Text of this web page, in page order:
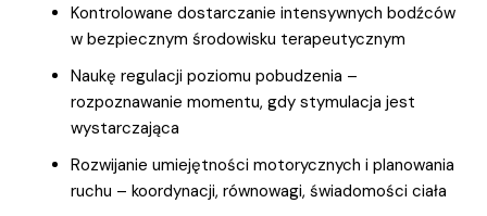
Kontrolowane dostarczanie intensywnych bodźców
w bezpiecznym środowisku terapeutycznym
Naukę regulacji poziomu pobudzenia –
rozpoznawanie momentu, gdy stymulacja jest
wystarczająca
Rozwijanie umiejętności motorycznych i planowania
ruchu – koordynacji, równowagi, świadomości ciała